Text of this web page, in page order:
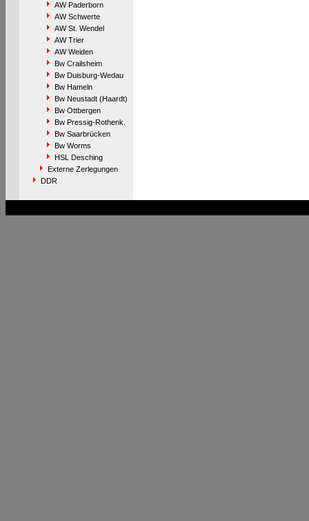
AW Paderborn
AW Schwerte
AW St. Wendel
AW Trier
AW Weiden
Bw Crailsheim
Bw Duisburg-Wedau
Bw Hameln
Bw Neustadt (Haardt)
Bw Ottbergen
Bw Pressig-Rothenk.
Bw Saarbrücken
Bw Worms
HSL Desching
Externe Zerlegungen
DDR